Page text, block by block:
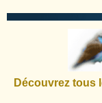
Découvrez tous